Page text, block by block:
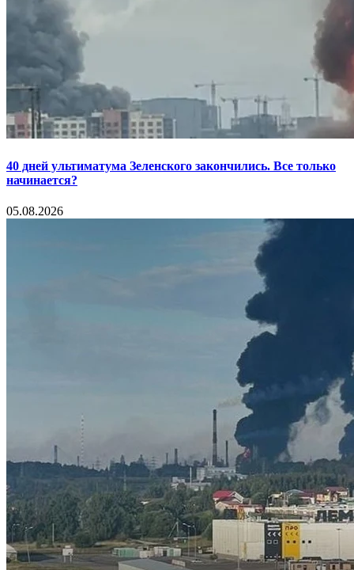
40 дней ультиматума Зеленского закончились. Все только
начинается?
05.08.2026